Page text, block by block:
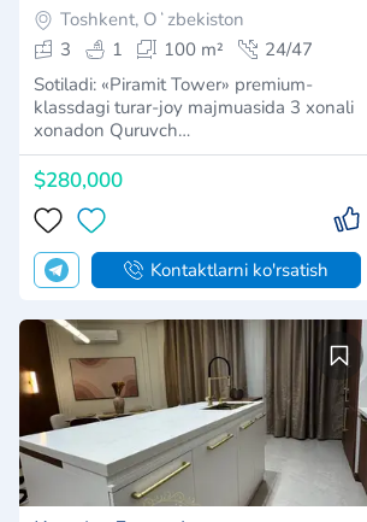
Kvartira 5 xonalar
Toshkent, Oʻzbekiston
5
3 318 m²
3/7
GABUS! 5/3/7 KATTA TERRASA BILAN!
Vidom na GASTROULITSU TARAS
Talab bo'yicha narx
Kontaktlarni ko'rsatish